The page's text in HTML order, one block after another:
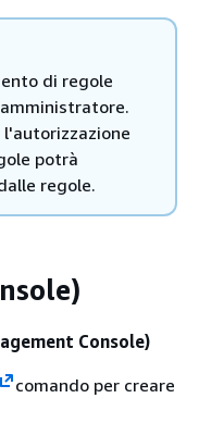
di regole
potrà
regole.
Console)
comando per creare